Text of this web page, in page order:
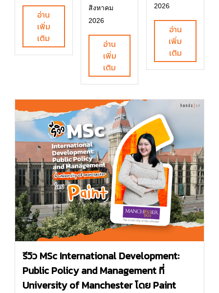
อ่าน
เพิ่ม
เติม
สิงหาคม
2026
อ่าน
เพิ่ม
เติม
2026
อ่าน
เพิ่ม
เติม
รีวิว MSc International Development:
Public Policy and Management ที่
University of Manchester โดย Paint